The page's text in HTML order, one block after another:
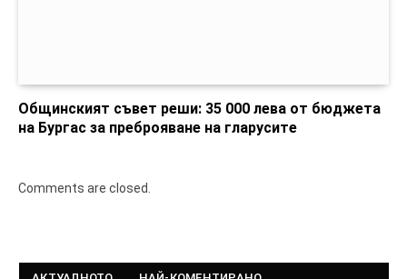
Общинският съвет реши: 35 000 лева от бюджета
на Бургас за преброяване на гларусите
Comments are closed.